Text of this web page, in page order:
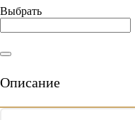
Выбрать
Описание